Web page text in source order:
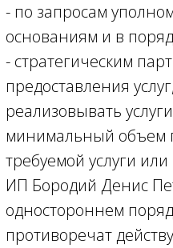
- по запросам
основаниям и в
- стратегическим
предоставления
реализовывать
минимальный объем
требуемой услуги
ИП Бородий Денис
одностороннем
противоречат